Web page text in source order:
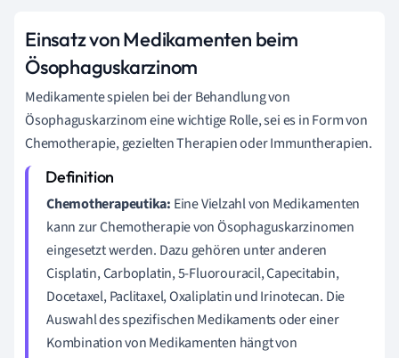
Einsatz von Medikamenten beim
Ösophaguskarzinom
Medikamente spielen bei der Behandlung von
Ösophaguskarzinom eine wichtige Rolle, sei es in Form von
Chemotherapie, gezielten Therapien oder Immuntherapien.
Chemotherapeutika: Eine Vielzahl von Medikamenten
kann zur Chemotherapie von Ösophaguskarzinomen
eingesetzt werden. Dazu gehören unter anderen
Cisplatin, Carboplatin, 5-Fluorouracil, Capecitabin,
Docetaxel, Paclitaxel, Oxaliplatin und Irinotecan. Die
Auswahl des spezifischen Medikaments oder einer
Kombination von Medikamenten hängt von